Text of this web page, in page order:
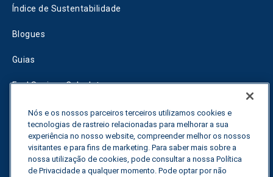
Índice de Sustentabilidade
Blogues
Guias
Fuel Savings Calculator
Calculadora de otimização do transporte
Rastreador de tarifas
Nós e os nossos parceiros terceiros utilizamos cookies e
tecnologias de rastreio relacionadas para melhorar a sua
experiência no nosso website, compreender melhor os nossos
visitantes e para fins de marketing. Para saber mais sobre a
nossa utilização de cookies, pode consultar a nossa Política
de Privacidade a qualquer momento. Pode optar por não